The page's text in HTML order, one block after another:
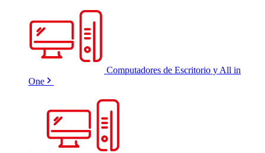
Computadores de Escritorio y All in
One